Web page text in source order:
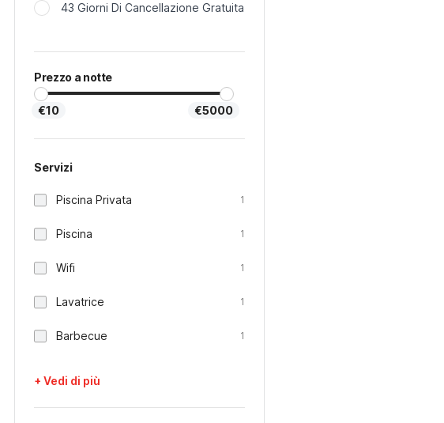
43 Giorni Di Cancellazione Gratuita
Prezzo a notte
€10 €5000
Servizi
Piscina Privata 1
Piscina 1
Wifi 1
Lavatrice 1
Barbecue 1
+ Vedi di più